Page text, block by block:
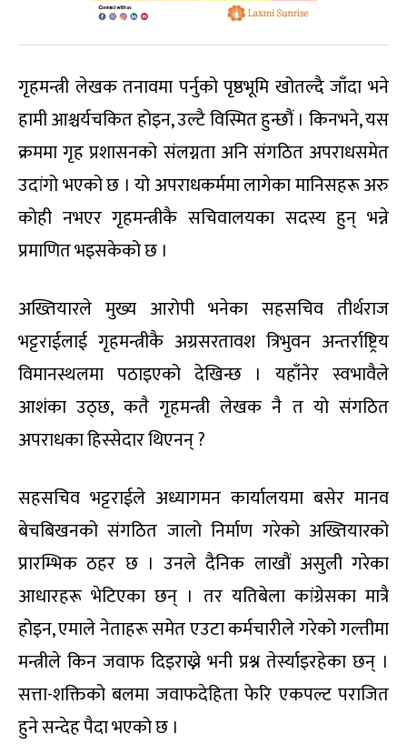
गृहमन्त्री लेखक तनावमा पर्नुको पृष्ठभूमि खोतल्दै जाँदा भने
हामी आश्चर्यचकित होइन, उल्टै विस्मित हुन्छौं । किनभने, यस
क्रममा गृह प्रशासनको संलग्नता अनि संगठित अपराधसमेत
उदांगो भएको छ । यो अपराधकर्ममा लागेका मानिसहरू अरु
कोही नभएर गृहमन्त्रीकै सचिवालयका सदस्य हुन् भन्ने
प्रमाणित भइसकेको छ ।
अख्तियारले मुख्य आरोपी भनेका सहसचिव तीर्थराज
भट्टराईलाई गृहमन्त्रीकै अग्रसरतावश त्रिभुवन अन्तर्राष्ट्रिय
विमानस्थलमा पठाइएको देखिन्छ । यहाँनेर स्वभावैले
आशंका उठ्छ, कतै गृहमन्त्री लेखक नै त यो संगठित
अपराधका हिस्सेदार थिएनन् ?
सहसचिव भट्टराईले अध्यागमन कार्यालयमा बसेर मानव
बेचबिखनको संगठित जालो निर्माण गरेको अख्तियारको
प्रारम्भिक ठहर छ । उनले दैनिक लाखौं असुली गरेका
आधारहरू भेटिएका छन् । तर यतिबेला कांग्रेसका मात्रै
होइन, एमाले नेताहरू समेत एउटा कर्मचारीले गरेको गल्तीमा
मन्त्रीले किन जवाफ दिइराख्ने भनी प्रश्न तेर्स्याइरहेका छन् ।
सत्ता-शक्तिको बलमा जवाफदेहिता फेरि एकपल्ट पराजित
हुने सन्देह पैदा भएको छ ।